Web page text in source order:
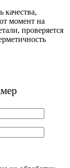
качества,
момент на
проверяется